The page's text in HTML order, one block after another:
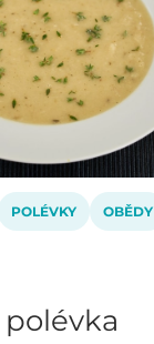
POLÉVKY OBĚDY